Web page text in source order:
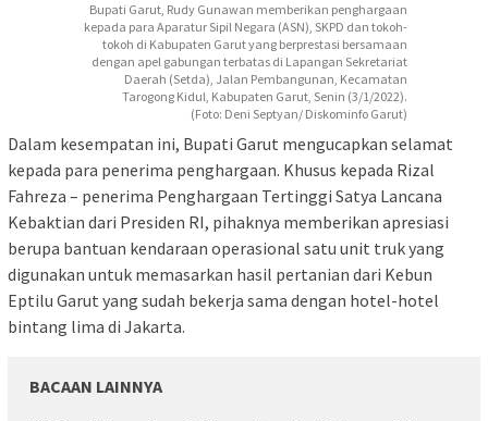
Bupati Garut, Rudy Gunawan memberikan penghargaan
kepada para Aparatur Sipil Negara (ASN), SKPD dan tokoh-
tokoh di Kabupaten Garut yang berprestasi bersamaan
dengan apel gabungan terbatas di Lapangan Sekretariat
Daerah (Setda), Jalan Pembangunan, Kecamatan
Tarogong Kidul, Kabupaten Garut, Senin (3/1/2022).
(Foto: Deni Septyan/ Diskominfo Garut)
Dalam kesempatan ini, Bupati Garut mengucapkan selamat
kepada para penerima penghargaan. Khusus kepada Rizal
Fahreza – penerima Penghargaan Tertinggi Satya Lancana
Kebaktian dari Presiden RI, pihaknya memberikan apresiasi
berupa bantuan kendaraan operasional satu unit truk yang
digunakan untuk memasarkan hasil pertanian dari Kebun
Eptilu Garut yang sudah bekerja sama dengan hotel-hotel
bintang lima di Jakarta.
BACAAN LAINNYA